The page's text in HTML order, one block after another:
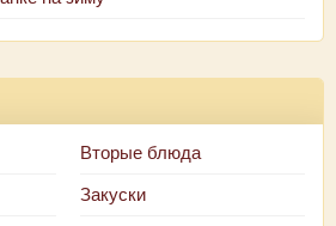
Вторые блюда
Закуски